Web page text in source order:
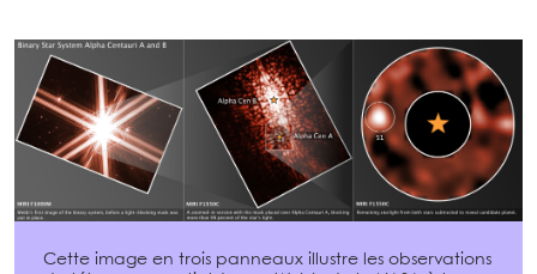
Cette image en trois panneaux illustre les observations